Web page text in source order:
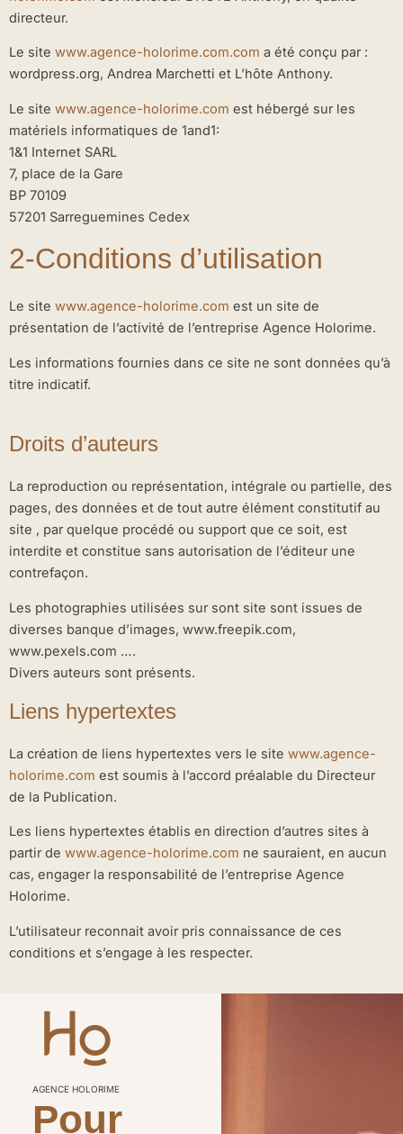
directeur.
Le site www.agence-holorime.com.com a été conçu par :
wordpress.org, Andrea Marchetti et L’hôte Anthony.
Le site www.agence-holorime.com est hébergé sur les
matériels informatiques de 1and1:
1&1 Internet SARL
7, place de la Gare
BP 70109
57201 Sarreguemines Cedex
2-Conditions d’utilisation
Le site www.agence-holorime.com est un site de
présentation de l’activité de l’entreprise Agence Holorime.
Les informations fournies dans ce site ne sont données qu’à
titre indicatif.
Droits d’auteurs
La reproduction ou représentation, intégrale ou partielle, des
pages, des données et de tout autre élément constitutif au
site , par quelque procédé ou support que ce soit, est
interdite et constitue sans autorisation de l’éditeur une
contrefaçon.
Les photographies utilisées sur sont site sont issues de
diverses banque d’images, www.freepik.com,
www.pexels.com ….
Divers auteurs sont présents.
Liens hypertextes
La création de liens hypertextes vers le site www.agence-
holorime.com est soumis à l’accord préalable du Directeur
de la Publication.
Les liens hypertextes établis en direction d’autres sites à
partir de www.agence-holorime.com ne sauraient, en aucun
cas, engager la responsabilité de l’entreprise Agence
Holorime.
L’utilisateur reconnait avoir pris connaissance de ces
conditions et s’engage à les respecter.
AGENCE HOLORIME
Pour